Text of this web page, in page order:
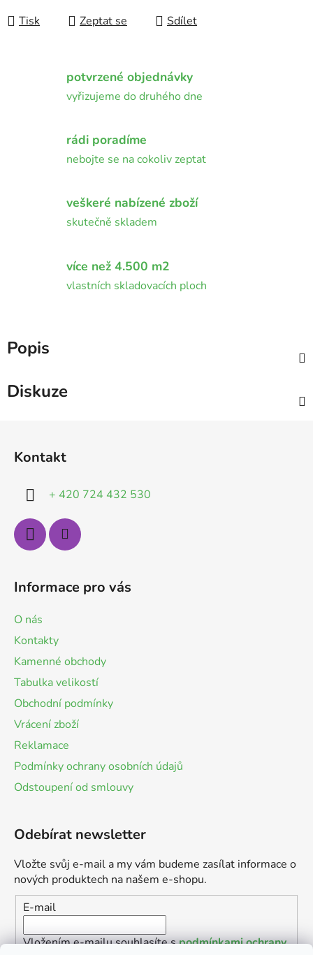
Tisk Zeptat se Sdílet
potvrzené objednávky
vyřizujeme do druhého dne
rádi poradíme
nebojte se na cokoliv zeptat
veškeré nabízené zboží
skutečně skladem
více než 4.500 m2
vlastních skladovacích ploch
Popis
Diskuze
Kontakt
+ 420 724 432 530
Informace pro vás
O nás
Kontakty
Kamenné obchody
Tabulka velikostí
Obchodní podmínky
Vrácení zboží
Reklamace
Podmínky ochrany osobních údajů
Odstoupení od smlouvy
Odebírat newsletter
Vložte svůj e-mail a my vám budeme zasílat informace o
nových produktech na našem e-shopu.
E-mail
Vložením e-mailu souhlasíte spodmínkami ochrany